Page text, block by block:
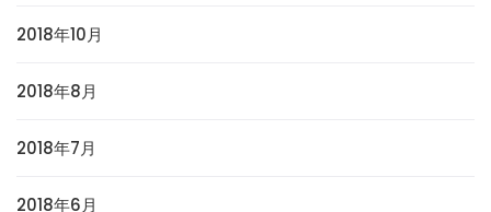
2018年10月
2018年8月
2018年7月
2018年6月